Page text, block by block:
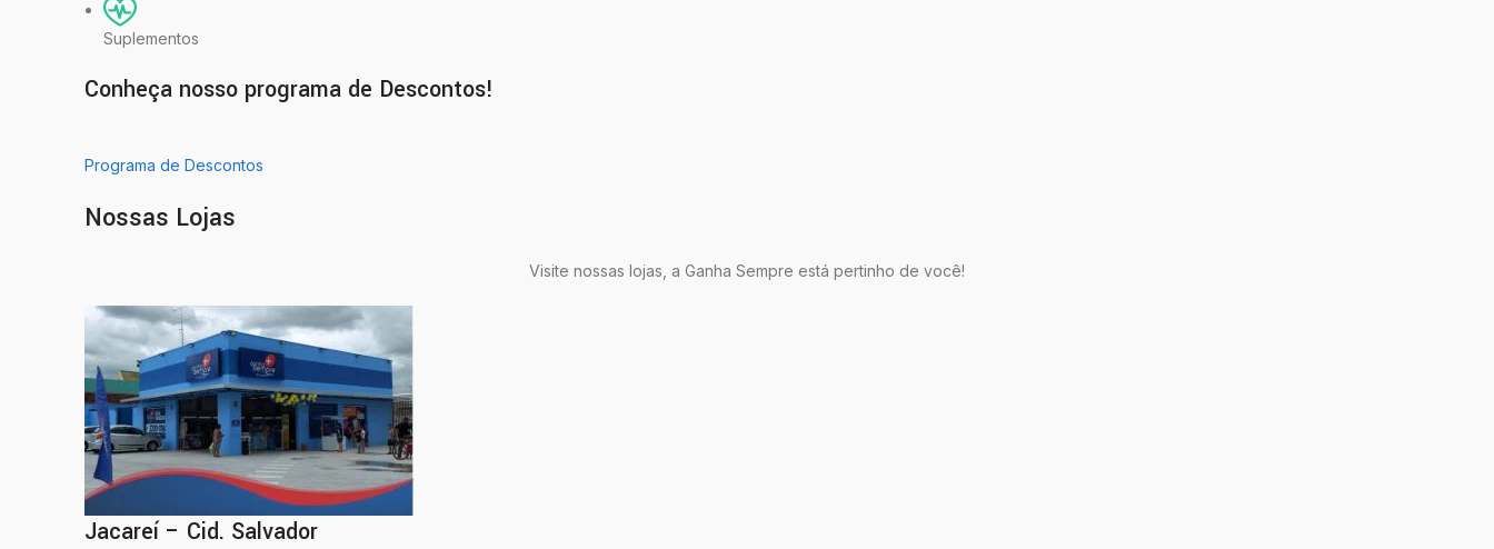
Suplementos
Conheça nosso programa de Descontos!
Programa de Descontos
Nossas Lojas
Visite nossas lojas, a Ganha Sempre está pertinho de você!
Jacareí – Cid. Salvador